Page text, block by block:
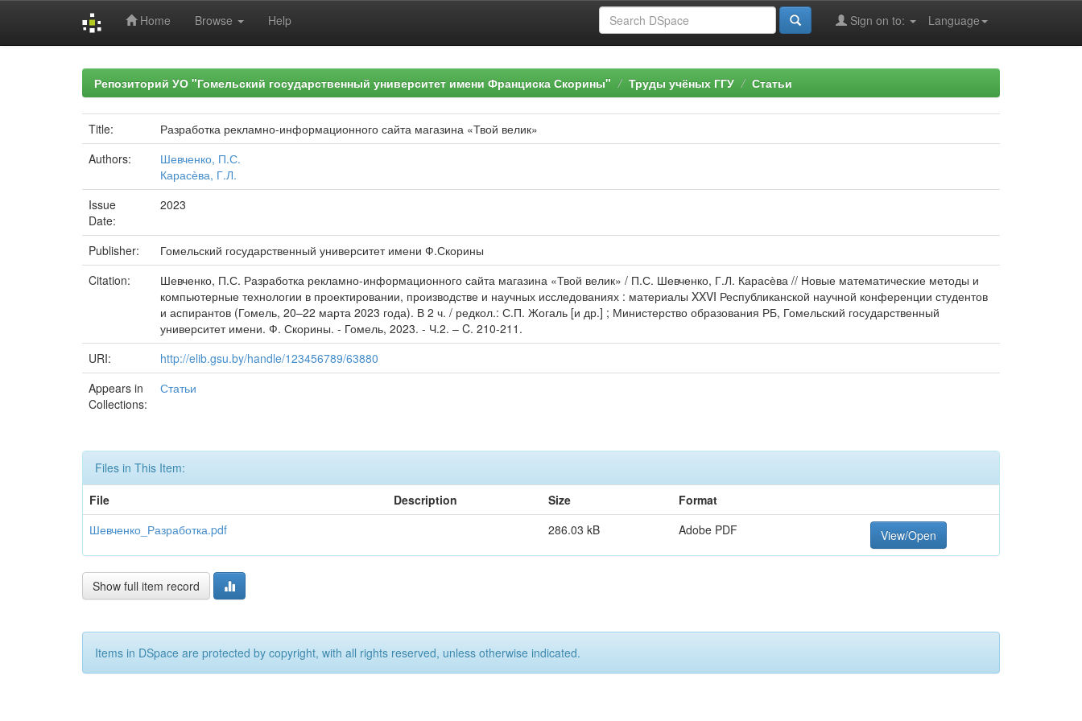
Home Browse Help Language
Sign on to:
Репозиторий УО "Гомельский государственный университет имени Франциска Скорины" Труды учёных ГГУ Статьи
Title:
Разработка рекламно-информационного сайта магазина «Твой велик»
Authors:
Шевченко, П.С.
Карасѐва, Г.Л.
Issue
Date:
2023
Publisher:
Гомельский государственный университет имени Ф.Скорины
Citation:
Шевченко, П.С. Разработка рекламно-информационного сайта магазина «Твой велик» / П.С. Шевченко, Г.Л. Карасѐва // Новые математические методы и
компьютерные технологии в проектировании, производстве и научных исследованиях : материалы XXVI Республиканской научной конференции студентов
и аспирантов (Гомель, 20–22 марта 2023 года). В 2 ч. / редкол.: С.П. Жогаль [и др.] ; Министерство образования РБ, Гомельский государственный
университет имени. Ф. Скорины. - Гомель, 2023. - Ч.2. – C. 210-211.
URI:
http://elib.gsu.by/handle/123456789/63880
Appears in
Collections:
Статьи
Files in This Item:
File
Description Size
Format
Шевченко_Разработка.pdf
286.03 kB Adobe PDF View/Open
Show full item record
Items in DSpace are protected by copyright, with all rights reserved, unless otherwise indicated.